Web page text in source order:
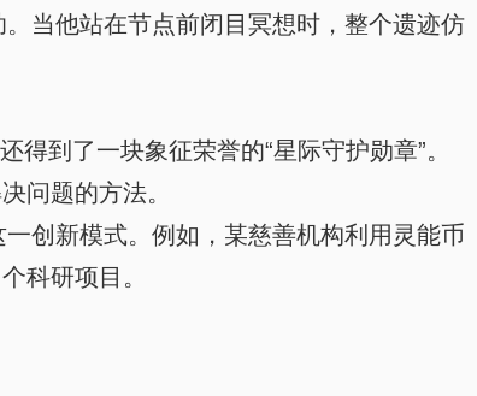
当他站在节点前闭目冥想时，整个遗迹仿
到了一块象征荣誉的“星际守护勋章”。
问题的方法。
创新模式。例如，某慈善机构利用灵能币
科研项目。